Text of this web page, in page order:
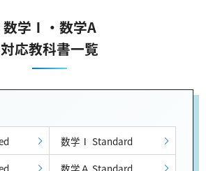
数学Ⅰ・数学A
対応教科書一覧
数学Ⅰ Standard